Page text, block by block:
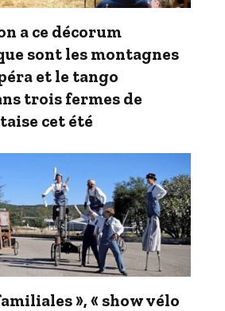
a ce décorum
sont les montagnes
et le tango
trois fermes de
cet été
», « show vélo